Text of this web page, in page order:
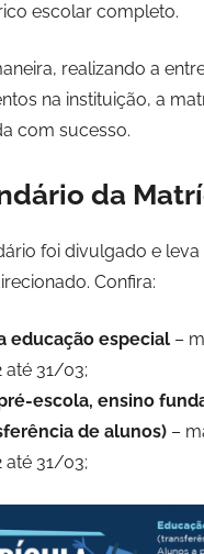
escolar completo.
realizando a
na instituição, a
com sucesso.
da
foi divulgado e
Confira:
educação especial –
até 31/03;
escola, ensino
de alunos) –
até 31/03;